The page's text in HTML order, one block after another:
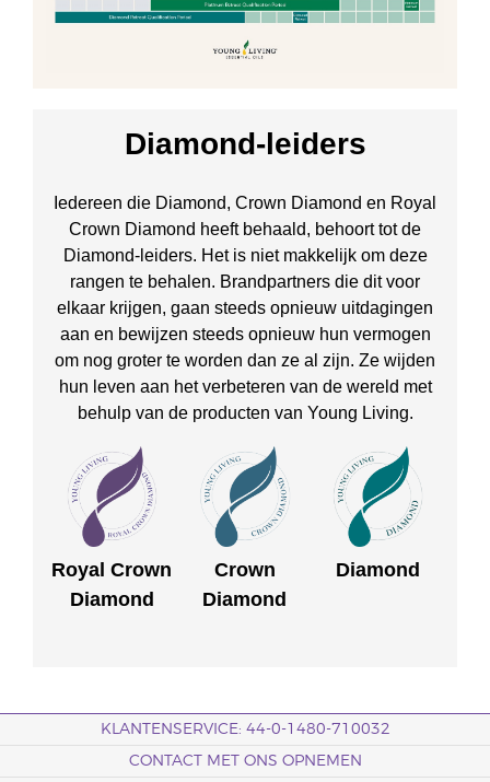
Diamond-leiders
Iedereen die Diamond, Crown Diamond en Royal
Crown Diamond heeft behaald, behoort tot de
Diamond-leiders. Het is niet makkelijk om deze
rangen te behalen. Brandpartners die dit voor
elkaar krijgen, gaan steeds opnieuw uitdagingen
aan en bewijzen steeds opnieuw hun vermogen
om nog groter te worden dan ze al zijn. Ze wijden
hun leven aan het verbeteren van de wereld met
behulp van de producten van Young Living.
Royal Crown
Diamond
Crown
Diamond
Diamond
KLANTENSERVICE: 44-0-1480-710032
CONTACT MET ONS OPNEMEN